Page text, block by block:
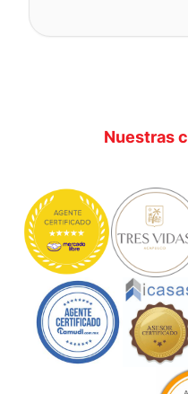
Nuestras